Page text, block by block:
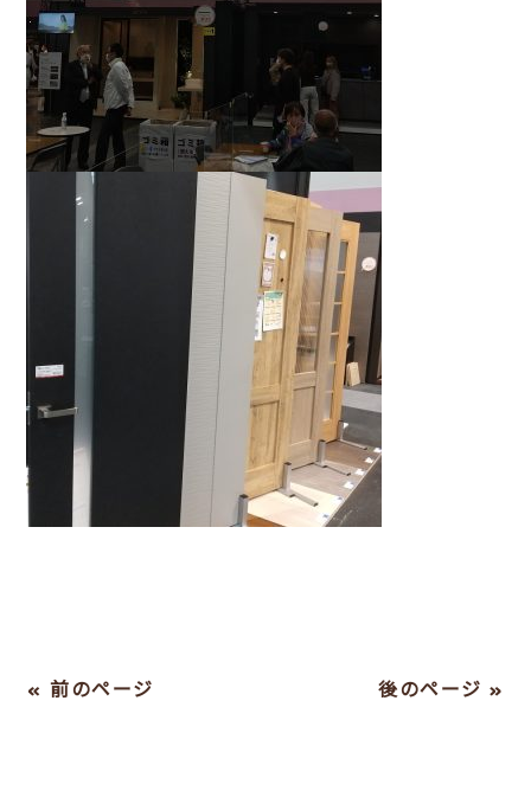
« 前のページ 後のページ »